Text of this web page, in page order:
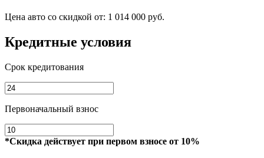
Цена авто со скидкой от: 1 014 000 руб.
Кредитные условия
Срок кредитования
Первоначальный взнос
*Скидка действует при первом взносе от 10%